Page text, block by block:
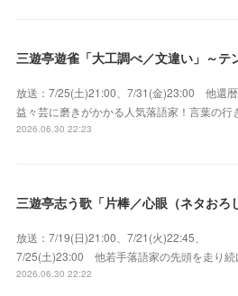
放送：7/25(土)21:00、7/31(金)23:00 他還暦
益々芸に磨きがかかる人気落語家！言葉の行
2026.06.30 22:23
放送：7/19(日)21:00、7/21(火)22:45、
7/25(土)23:00 他若手落語家の先頭を走り続
2026.06.30 22:22